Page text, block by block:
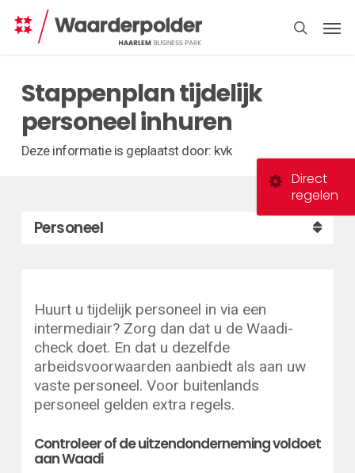
search
Stappenplan tijdelijk
personeel inhuren
Deze informatie is geplaatst door: kvk
Personeel
Huurt u tijdelijk personeel in via een
intermediair? Zorg dan dat u de Waadi-
check doet. En dat u dezelfde
arbeidsvoorwaarden aanbiedt als aan uw
vaste personeel. Voor buitenlands
personeel gelden extra regels.
Controleer of de uitzendonderneming voldoet
aan Waadi
Direct
regelen